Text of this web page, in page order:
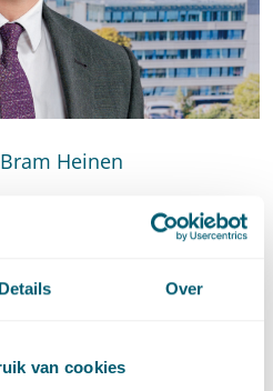
Details Over
van cookies
Heinen
naar Berend-Bram Heinen